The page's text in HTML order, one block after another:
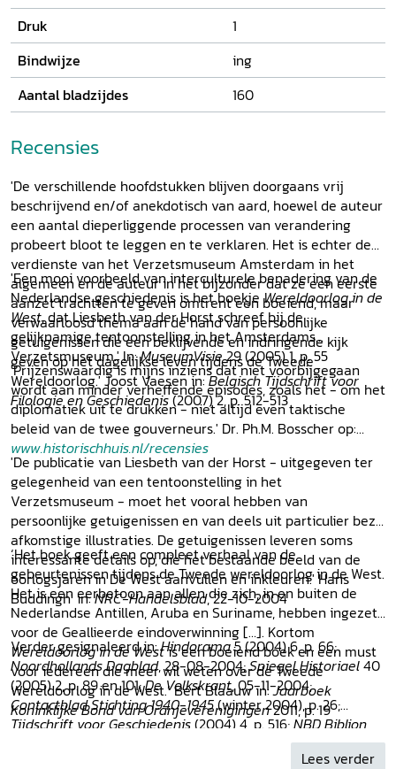
Druk
1
Bindwijze
ing
Aantal bladzijdes
160
Recensies
'De verschillende hoofdstukken blijven doorgaans vrij
beschrijvend en/of anekdotisch van aard, hoewel de auteur
een aantal dieperliggende processen van verandering
probeert bloot te leggen en te verklaren. Het is echter de
verdienste van het Verzetsmuseum Amsterdam in het
algemeen en de auteur in het bijzonder dat ze een eerste
aanzet trachtten te geven omtrent een boeiend, maar
verwaarloosd thema aan de hand van persoonlijke
getuigenissen die een beklijvende en indringende kijk
geven op het dagelijkse leven tijdens de Tweede
Wereldoorlog.' Joost Vaesen in:Belgisch Tijdschrift voor
Filologie en Geschiedenis(2007) 2, p. 512-513
'Een mooi voorbeeld van interculturele benadering van de
Nederlandse geschiedenis is het boekje Wereldoorlog in de
West, dat Liesbeth van der Horst schreef bij de
gelijknamige tentoonstelling in het Amsterdams
Verzetsmuseum.' In:MuseumVisie29 (2005) 1, p. 55
'Prijzenswaardig is mijns inziens dat niet voorbijgegaan
wordt aan minder verheffende episodes, zoals het - om het
diplomatiek uit te drukken - niet altijd even taktische
beleid van de twee gouverneurs.' Dr. Ph.M. Bosscher op:
www.historischhuis.nl/recensies
'De publicatie van Liesbeth van der Horst - uitgegeven ter
gelegenheid van een tentoonstelling in het
Verzetsmuseum - moet het vooral hebben van
persoonlijke getuigenissen en van deels uit particulier bezit
afkomstige illustraties. De getuigenissen leveren soms
interessante details op, die het bestaande beeld van de
oorlogsjaren in De West aanvullen en inkleuren.' Hans
Buddingh' in:NRC-Handelsblad, 22-10-2004
‘Het boek geeft een compleet verhaal van de
gebeurtenissen tijdens de Tweede wereldoorlog in de West.
Het is een eerbetoon aan allen die zich, in en buiten de
Nederlandse Antillen, Aruba en Suriname, hebben ingezet
voor de Geallieerde eindoverwinning […]. Kortom
Wereldoorlog in de Westis een boeiend boek en een must
voor iedereen die meer wil weten over de Tweede
Wereldoorlog in de West.’ Bert Blaauw in:Jaarboek
Koninklijke Bond van Oranjeverenigingen2011, p. 19
Verder gesignaleerd in:Hindorama5 (2004) 6, p. 66;
Noordhollands Dagblad, 28-08-2004;Spiegel Historiael40
(2005) 2, p. 89 en 101;De Volkskrant, 05-11-2004;
Contactblad Stichting 1940-1945(winter 2004), p. 26;
Tijdschrift voor Geschiedenis(2004) 4, p. 516;NBD Biblion
, 24-09-2004; Cd-rom
Lees verder